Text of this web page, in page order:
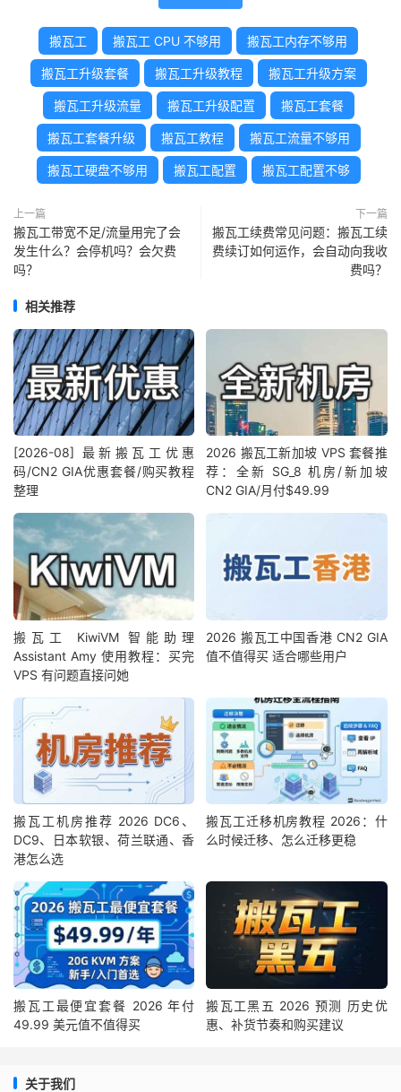
搬瓦工 搬瓦工 CPU 不够用 搬瓦工内存不够用
搬瓦工升级套餐 搬瓦工升级教程 搬瓦工升级方案
搬瓦工升级流量 搬瓦工升级配置 搬瓦工套餐
搬瓦工套餐升级 搬瓦工教程 搬瓦工流量不够用
搬瓦工硬盘不够用 搬瓦工配置 搬瓦工配置不够
上一篇
搬瓦工带宽不足/流量用完了会
发生什么？会停机吗？会欠费
吗？
下一篇
搬瓦工续费常见问题：搬瓦工续
费续订如何运作，会自动向我收
费吗？
相关推荐
[2026-08] 最新搬瓦工优惠
码/CN2 GIA优惠套餐/购买教程
整理
2026 搬瓦工新加坡 VPS 套餐推
荐：全新 SG_8 机房/新加坡
CN2 GIA/月付$49.99
搬瓦工 KiwiVM 智能助理
Assistant Amy 使用教程：买完
VPS 有问题直接问她
2026 搬瓦工中国香港 CN2 GIA
值不值得买 适合哪些用户
搬瓦工机房推荐 2026 DC6、
DC9、日本软银、荷兰联通、香
港怎么选
搬瓦工迁移机房教程 2026：什
么时候迁移、怎么迁移更稳
搬瓦工最便宜套餐 2026 年付
49.99 美元值不值得买
搬瓦工黑五 2026 预测 历史优
惠、补货节奏和购买建议
关于我们